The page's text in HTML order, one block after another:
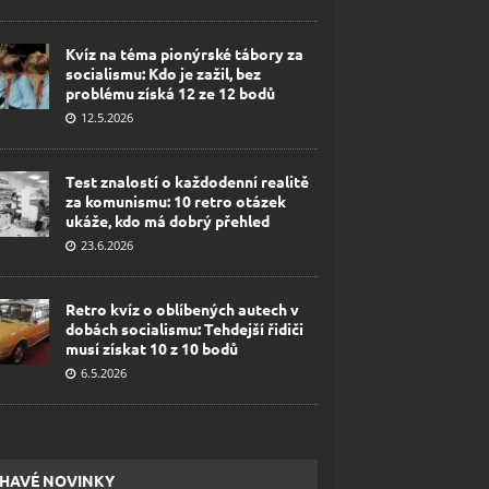
Kvíz na téma pionýrské tábory za
socialismu: Kdo je zažil, bez
problému získá 12 ze 12 bodů
12.5.2026
Test znalostí o každodenní realitě
za komunismu: 10 retro otázek
ukáže, kdo má dobrý přehled
23.6.2026
Retro kvíz o oblíbených autech v
dobách socialismu: Tehdejší řidiči
musí získat 10 z 10 bodů
6.5.2026
NOVINKY